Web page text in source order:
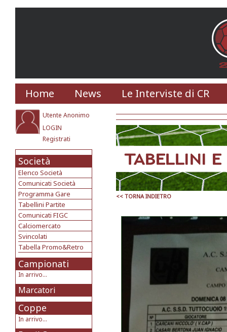
Home News Le Interviste di CR
Utente Anonimo
LOGIN
Registrati
Società
Elenco Società
Comunicati Società
Programma Gare
Tabellini Partite
Comunicati FIGC
Calciomercato
Svincolati
Tabella Promo&Retro
Campionati
In arrivo...
Marcatori
Coppe
In arrivo...
<< TORNA INDIETRO